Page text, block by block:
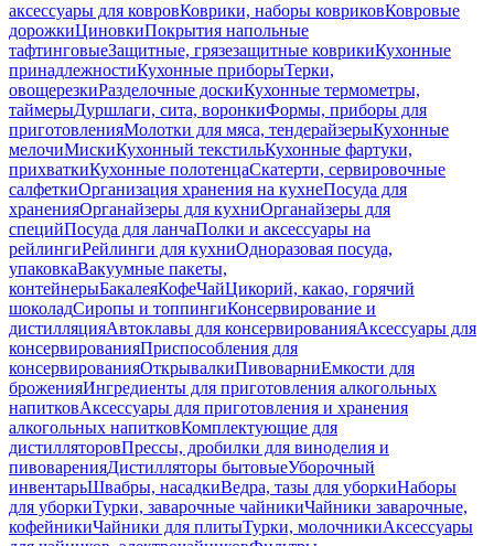
аксессуары для ковровКоврики, наборы ковриковКовровые
дорожкиЦиновкиПокрытия напольные
тафтинговыеЗащитные, грязезащитные коврикиКухонные
принадлежностиКухонные приборыТерки,
овощерезкиРазделочные доскиКухонные термометры,
таймерыДуршлаги, сита, воронкиФормы, приборы для
приготовленияМолотки для мяса, тендерайзерыКухонные
мелочиМискиКухонный текстильКухонные фартуки,
прихваткиКухонные полотенцаСкатерти, сервировочные
салфеткиОрганизация хранения на кухнеПосуда для
храненияОрганайзеры для кухниОрганайзеры для
специйПосуда для ланчаПолки и аксессуары на
рейлингиРейлинги для кухниОдноразовая посуда,
упаковкаВакуумные пакеты,
контейнерыБакалеяКофеЧайЦикорий, какао, горячий
шоколадСиропы и топпингиКонсервирование и
дистилляцияАвтоклавы для консервированияАксессуары для
консервированияПриспособления для
консервированияОткрывалкиПивоварниЕмкости для
броженияИнгредиенты для приготовления алкогольных
напитковАксессуары для приготовления и хранения
алкогольных напитковКомплектующие для
дистилляторовПрессы, дробилки для виноделия и
пивоваренияДистилляторы бытовыеУборочный
инвентарьШвабры, насадкиВедра, тазы для уборкиНаборы
для уборкиТурки, заварочные чайникиЧайники заварочные,
кофейникиЧайники для плитыТурки, молочникиАксессуары